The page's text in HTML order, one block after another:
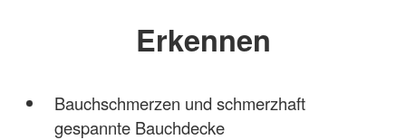
Erkennen
Bauchschmerzen und schmerzhaft
gespannte Bauchdecke